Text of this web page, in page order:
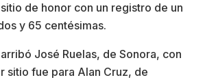
de honor con un registro de un
y 65 centésimas.
José Ruelas, de Sonora, con
sitio fue para Alan Cruz, de